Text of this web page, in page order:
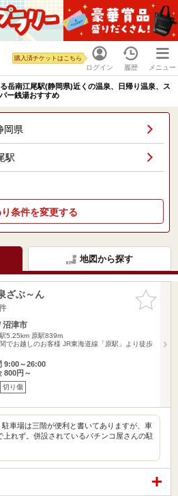
ログイン
購入済チケットはこちら
履歴 メニュー
岳南江尾駅(静岡県)近くの温泉、日帰り温泉、ス
ー銭湯おすすめ
岡県
駅
条件を変更する
地図から探す
お気に入
りに追加
ざぶ～ん
沼津市
5.25km 原駅839m
でお越しのお客様 JR東海道線「原駅」より徒歩
9:00～26:00
800円～
切り傷
駐車場は三階が便利と書いてありますが、車
上れず。併設されているパチンコ屋さんの駐